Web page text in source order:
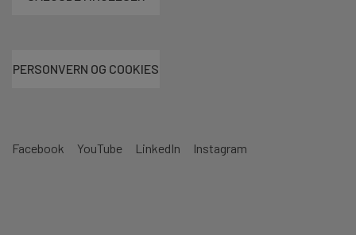
Facebook YouTube LinkedIn Instagram
PERSONVERN OG COOKIES